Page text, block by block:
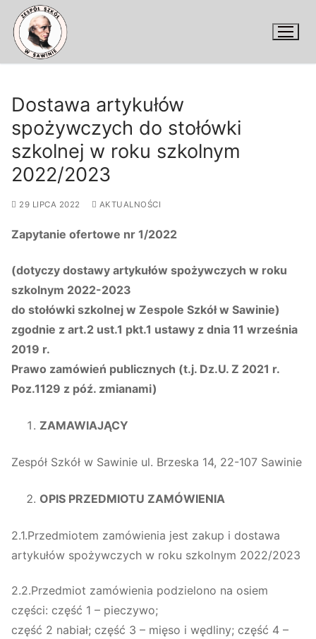
Przejdź
treści
Dostawa artykułów
spożywczych do stołówki
szkolnej w roku szkolnym
2022/2023
29 LIPCA 2022 AKTUALNOŚCI
Zapytanie ofertowe nr 1/2022
(dotyczy dostawy artykułów spożywczych w roku
szkolnym 2022-2023
do stołówki szkolnej w Zespole Szkół w Sawinie)
zgodnie z art.2 ust.1 pkt.1 ustawy z dnia 11 września
2019 r.
Prawo zamówień publicznych (t.j. Dz.U. Z 2021 r.
Poz.1129 z póź. zmianami)
ZAMAWIAJĄCY
Zespół Szkół w Sawinie ul. Brzeska 14, 22-107 Sawinie
OPIS PRZEDMIOTU ZAMÓWIENIA
2.1.Przedmiotem zamówienia jest zakup i dostawa
artykułów spożywczych w roku szkolnym 2022/2023
2.2.Przedmiot zamówienia podzielono na osiem
części: część 1 – pieczywo;
część 2 nabiał; część 3 – mięso i wędliny; część 4 –